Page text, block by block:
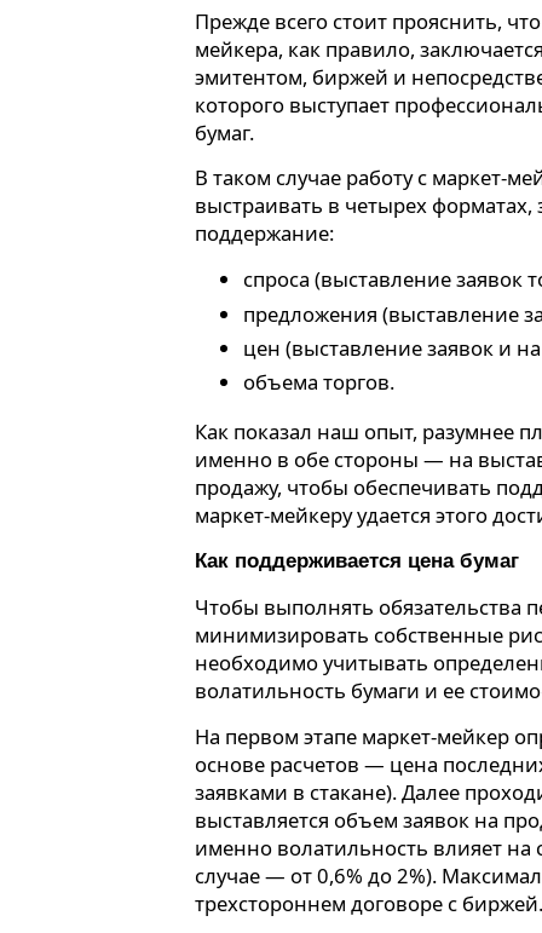
Прежде всего стоит прояснить,
мейкера, как правило,
эмитентом, биржей и
которого выступает
бумаг.
В таком случае работу с маркет-
выстраивать в четырех
поддержание:
спроса (выставление заявок
предложения (выставление
цен (выставление заявок и
объема торгов.
Как показал наш опыт, разумнее
именно в обе стороны — на
продажу, чтобы обеспечивать
маркет-мейкеру удается этого
Как поддерживается цена бумаг
Чтобы выполнять обязательства
минимизировать собственные
необходимо учитывать
волатильность бумаги и ее
На первом этапе маркет-мейкер
основе расчетов — цена
заявками в стакане). Далее
выставляется объем заявок на
именно волатильность влияет
случае — от 0,6% до 2%).
трехстороннем договоре с биржей.